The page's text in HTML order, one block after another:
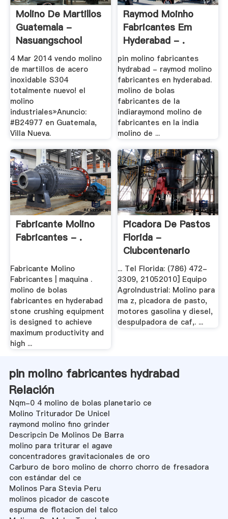
Molino De Martillos
Guatemala -
Nasuangschool
4 Mar 2014 vendo molino
de martillos de acero
inoxidable S304
totalmente nuevo! el
molino
industriales»Anuncio:
#B24977 en Guatemala,
Villa Nueva.
Raymod Moinho
Fabricantes Em
Hyderabad - .
pin molino fabricantes
hydrabad - raymod molino
fabricantes en hyderabad.
molino de bolas
fabricantes de la
indiaraymond molino de
fabricantes en la india
molino de ...
Fabricante Molino
Fabricantes - .
Fabricante Molino
Fabricantes | maquina .
molino de bolas
fabricantes en hyderabad
stone crushing equipment
is designed to achieve
maximum productivity and
high ...
Picadora De Pastos
Florida -
Clubcentenario
... Tel Florida: (786) 472-
3309, 21052010] Equipo
AgroIndustrial: Molino para
ma z, picadora de pasto,
motores gasolina y diesel,
despulpadora de caf,. ...
pin molino fabricantes hydrabad
Relación
Nqm-0 4 molino de bolas planetario ce
Molino Triturador De Unicel
raymond molino fino grinder
Descripcin De Molinos De Barra
molino para triturar el agave
concentradores gravitacionales de oro
Carburo de boro molino de chorro chorro de fresadora
con estándar del ce
Molinos Para Stevia Peru
molinos picador de cascote
espuma de flotacion del talco